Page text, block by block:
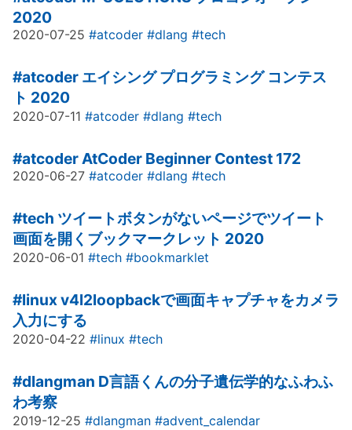
2020
2020-07-25 #atcoder #dlang #tech
#atcoder エイシング プログラミング コンテス
ト 2020
2020-07-11 #atcoder #dlang #tech
#atcoderAtCoder Beginner Contest 172
2020-06-27 #atcoder #dlang #tech
#tech ツイートボタンがないページでツイート
画面を開くブックマークレット 2020
2020-06-01 #tech #bookmarklet
#linuxv4l2loopbackで画面キャプチャをカメラ
入力にする
2020-04-22 #linux #tech
#dlangman D言語くんの分子遺伝学的なふわふ
わ考察
2019-12-25 #dlangman #advent_calendar